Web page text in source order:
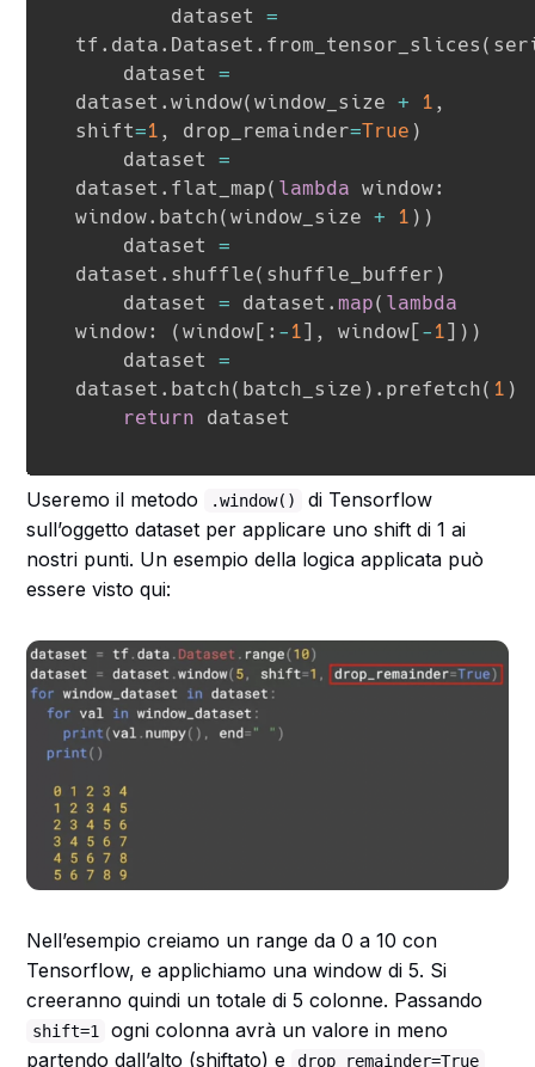
		dataset
=
tf . data . Dataset . from_tensor_slices (
    dataset
=
dataset .window(window_size + 1 ,
shift=1 , drop_remainder=True )
    dataset
=
dataset . flat_map( lambda window:
window. batch(window_size + 1 ) )
    dataset
=
dataset . shuffle( shuffle_buffer )
    dataset
= dataset . map( lambda
window: (window [ : - 1] , window [- 1] ) )
    dataset
=
dataset . batch( batch_size ) . prefetch( 1 )
return dataset
Useremo il metodo .window()
di Tensorflow
sull’oggetto dataset per applicare uno shift di 1 ai
nostri punti. Un esempio della logica applicata può
essere visto qui:
Nell’esempio creiamo un range da 0 a 10 con
Tensorflow, e applichiamo una window di 5. Si
creeranno quindi un totale di 5 colonne. Passando
shift=1
ogni colonna avrà un valore in meno
partendo dall’alto (shiftato) e
drop_remainder=True